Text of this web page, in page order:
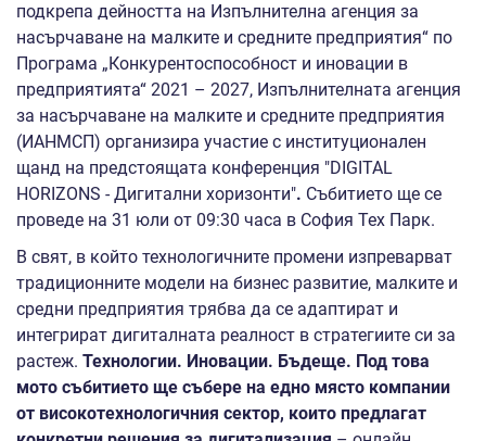
подкрепа дейността на Изпълнителна агенция за
насърчаване на малките и средните предприятия“ по
Програма „Конкурентоспособност и иновации в
предприятията“ 2021 – 2027, Изпълнителната агенция
за насърчаване на малките и средните предприятия
(ИАНМСП) организира участие с институционален
щанд на предстоящата конференция "DIGITAL
HORIZONS - Дигитални хоризонти". Събитието ще се
проведе на 31 юли от 09:30 часа в София Тех Парк.
В свят, в който технологичните промени изпреварват
традиционните модели на бизнес развитие, малките и
средни предприятия трябва да се адаптират и
интегрират дигиталната реалност в стратегиите си за
растеж. Технологии. Иновации. Бъдеще. Под това
мото събитието ще събере на едно място компании
от високотехнологичния сектор, които предлагат